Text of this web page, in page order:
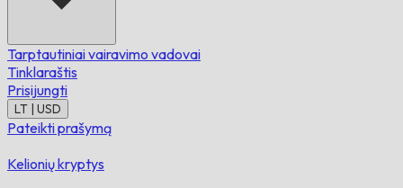
Tarptautiniai vairavimo vadovai
Tinklaraštis
Prisijungti
LT | USD
Pateikti prašymą
Kelionių kryptys